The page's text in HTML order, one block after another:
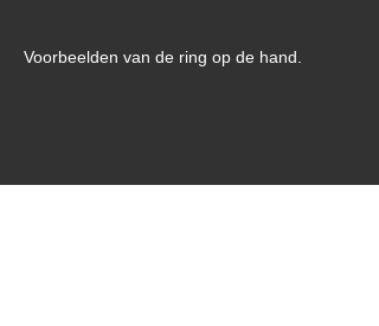
Voorbeelden van de ring op de hand.